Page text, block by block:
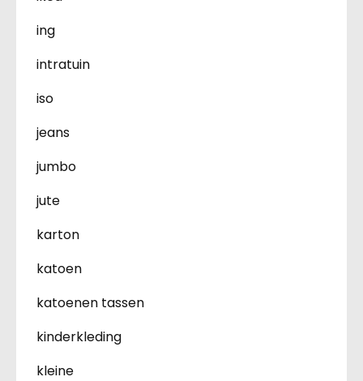
ing
intratuin
iso
jeans
jumbo
jute
karton
katoen
katoenen tassen
kinderkleding
kleine